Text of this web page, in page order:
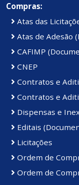
Compras:
Atas das
Atas de Adesão
CAFIMP
CNEP
Contratos e
Contratos e
Dispensas e
Editais
Licitações
Ordem de
Ordem de